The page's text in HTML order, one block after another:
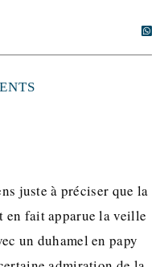
juste à préciser que la
en fait apparue la veille
un duhamel en papy